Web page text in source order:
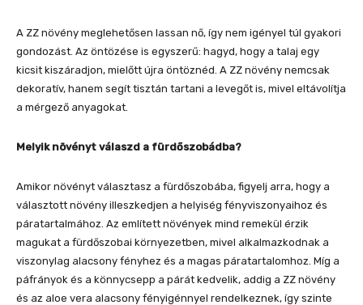
A ZZ növény meglehetősen lassan nő, így nem igényel túl gyakori
gondozást. Az öntözése is egyszerű: hagyd, hogy a talaj egy
kicsit kiszáradjon, mielőtt újra öntöznéd. A ZZ növény nemcsak
dekoratív, hanem segít tisztán tartani a levegőt is, mivel eltávolítja
a mérgező anyagokat.
Melyik növényt válaszd a fürdőszobádba?
Amikor növényt választasz a fürdőszobába, figyelj arra, hogy a
választott növény illeszkedjen a helyiség fényviszonyaihoz és
páratartalmához. Az említett növények mind remekül érzik
magukat a fürdőszobai környezetben, mivel alkalmazkodnak a
viszonylag alacsony fényhez és a magas páratartalomhoz. Míg a
páfrányok és a könnycsepp a párát kedvelik, addig a ZZ növény
és az aloe vera alacsony fényigénnyel rendelkeznek, így szinte